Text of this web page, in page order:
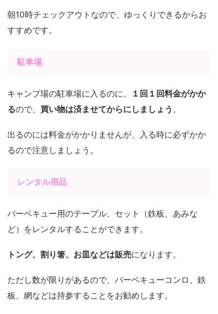
朝10時チェックアウトなので、ゆっくりできるからお
すすめです。
駐車場
キャンプ場の駐車場に入るのに、
１回１回料金がかか
るので、 買い物は済ませてからにしましょう 。
出るのには料金がかかりませんが、入る時に必ずかか
るので注意しましょう。
レンタル用品
バーベキュー用のテーブル、セット（鉄板、あみな
ど）をレンタルすることができます。
トング、割り箸、お皿などは販売になります。
ただし数が限りがあるので、バーベキューコンロ、鉄
板、網などは持参することをお勧めします。